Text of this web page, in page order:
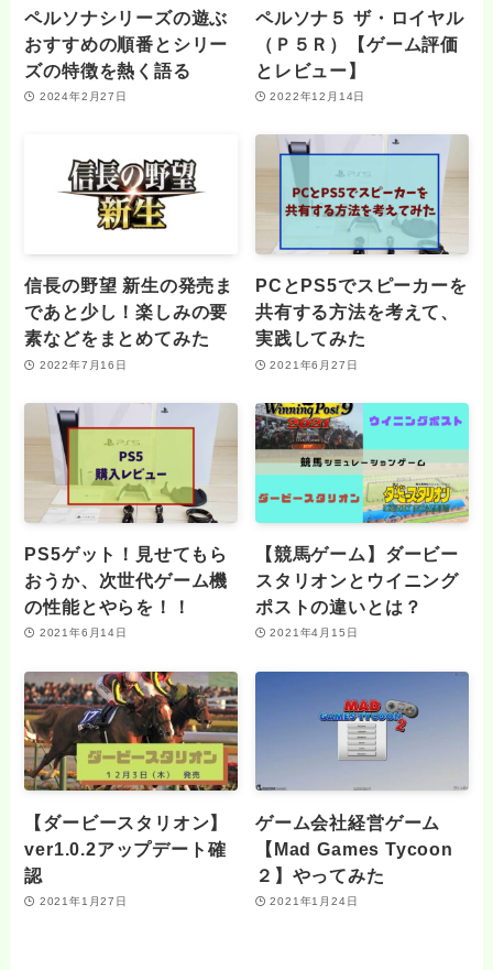
ペルソナシリーズの遊ぶ
おすすめの順番とシリー
ズの特徴を熱く語る
2024年2月27日
ペルソナ５ ザ・ロイヤル
（Ｐ５Ｒ）【ゲーム評価
とレビュー】
2022年12月14日
信長の野望 新生の発売ま
であと少し！楽しみの要
素などをまとめてみた
2022年7月16日
PCとPS5でスピーカーを
共有する方法を考えて、
実践してみた
2021年6月27日
PS5ゲット！見せてもら
おうか、次世代ゲーム機
の性能とやらを！！
2021年6月14日
【競馬ゲーム】ダービー
スタリオンとウイニング
ポストの違いとは？
2021年4月15日
【ダービースタリオン】
ver1.0.2アップデート確
認
2021年1月27日
ゲーム会社経営ゲーム
【Mad Games Tycoon
２】やってみた
2021年1月24日